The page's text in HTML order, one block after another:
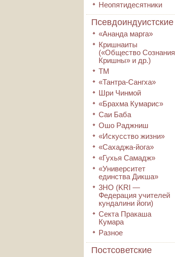
Неопятидесятники
Псевдоиндуистские
«Ананда марга»
Кришнаиты
(«Общество Сознания
Кришны» и др.)
ТМ
«Тантра-Сангха»
Шри Чинмой
«Брахма Кумарис»
Саи Баба
Ошо Раджниш
«Искусство жизни»
«Сахаджа-йога»
«Гухья Самадж»
«Университет
единства Дикша»
3HO (KRI ―
Федерация учителей
кундалини йоги)
Секта Пракаша
Кумара
Разное
Постсоветские